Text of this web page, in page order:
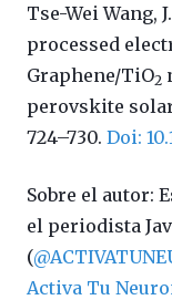
Tse-Wei Wang,
processed
Graphene/TiO2
perovskite
724–730. Doi:
Sobre el autor:
el periodista
(
Activa Tu